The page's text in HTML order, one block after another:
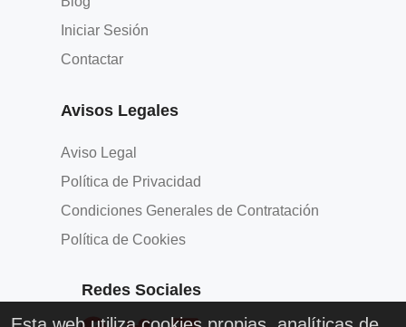
Iniciar Sesión
Contactar
Avisos Legales
Aviso Legal
Política de Privacidad
Condiciones Generales de Contratación
Política de Cookies
Redes Sociales